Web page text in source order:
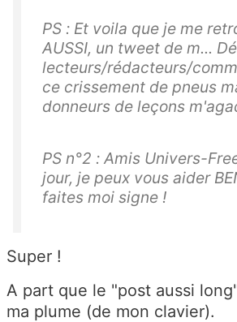
PS : Et voila que je me
AUSSI, un tweet de m...
lecteurs/rédacteurs/
ce crissement de pneus
donneurs de leçons
PS n°2 : Amis Univers-
jour, je peux vous aider
faites moi signe !
Super !
A part que le "post aussi
ma plume (de mon clavier).